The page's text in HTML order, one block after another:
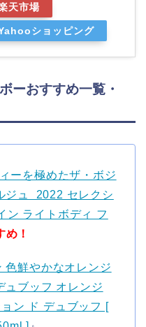
天市場
ショッピング
ーおすすめ一覧・
ーを極めたザ・ボジ
ジュ 2022 セレクシ
ン ライトボディ フ
め！
色鮮やかなオレンジ
ュブッフ オレンジ
ン ド デュブッフ [